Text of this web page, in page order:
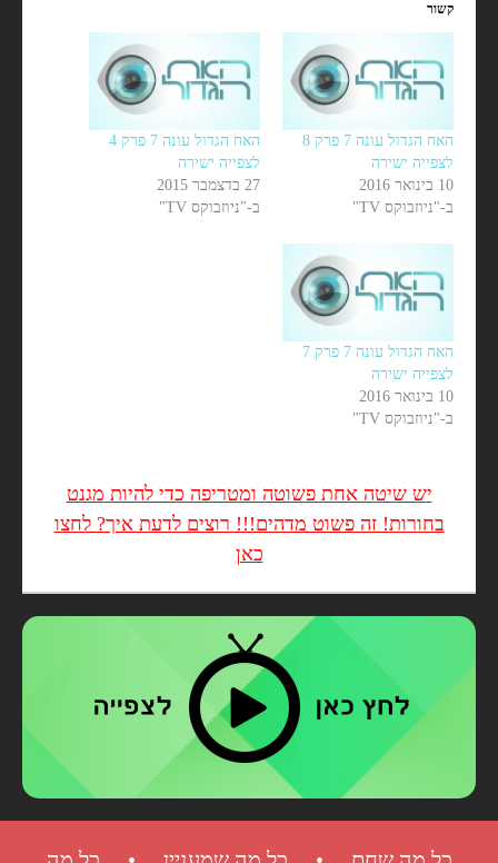
קשור
האח הגדול עונה 7 פרק 8
לצפייה ישירה
10 בינואר 2016
ב-"ניוזבוקס TV"
האח הגדול עונה 7 פרק 4
לצפייה ישירה
27 בדצמבר 2015
ב-"ניוזבוקס TV"
האח הגדול עונה 7 פרק 7
לצפייה ישירה
10 בינואר 2016
ב-"ניוזבוקס TV"
יש שיטה אחת פשוטה ומטריפה כדי להיות מגנט
בחורות! זה פשוט מדהים!!! רוצים לדעת איך? לחצו
כאן